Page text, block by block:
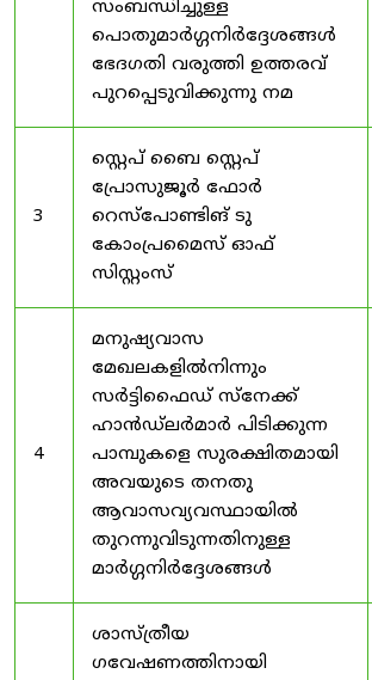
സംബന്ധിച്ചുള്ള
പൊതുമാർഗ്ഗനിർദ്ദേശങ്ങൾ
ഭേദഗതി വരുത്തി ഉത്തരവ്
പുറപ്പെടുവിക്കുന്നു നമ
3
സ്റ്റെപ് ബൈ സ്റ്റെപ്
പ്രോസുജൂർ ഫോർ
റെസ്‌പോണ്ടിങ് ടു
കോംപ്രമൈസ് ഓഫ്
സിസ്റ്റംസ്
4
മനുഷ്യവാസ
മേഖലകളിൽനിന്നും
സർട്ടിഫൈഡ് സ്നേക്ക്
ഹാൻഡ്‌ലർമാർ പിടിക്കുന്ന
പാമ്പുകളെ സുരക്ഷിതമായി
അവയുടെ തനതു
ആവാസവ്യവസ്ഥായിൽ
തുറന്നുവിടുന്നതിനുള്ള
മാർഗ്ഗനിർദ്ദേശങ്ങൾ
ശാസ്ത്രീയ
ഗവേഷണത്തിനായി